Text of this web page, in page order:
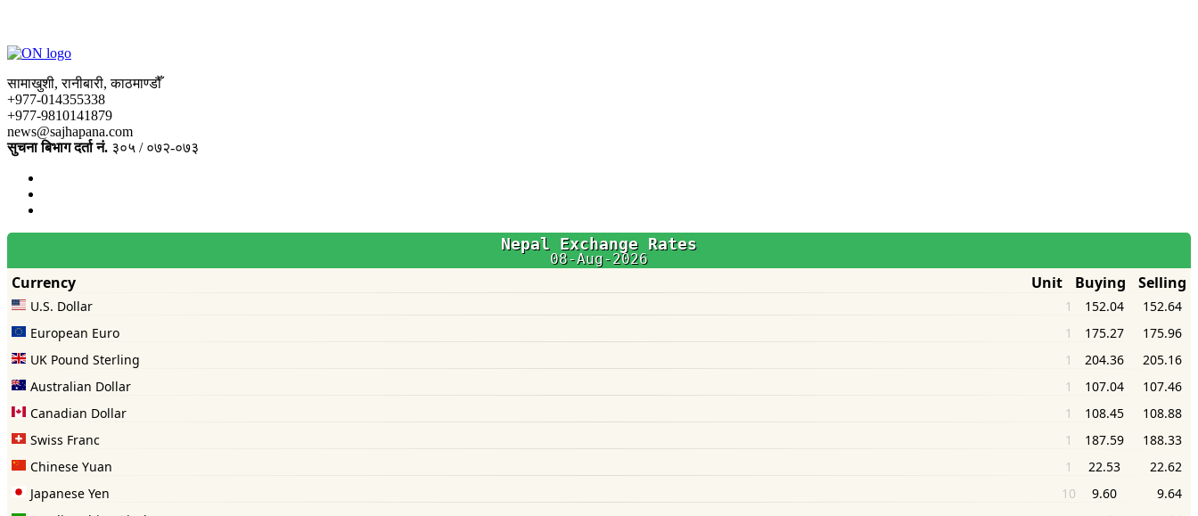
सामाखुशी, रानीबारी, काठमाण्डौँ
+977-014355338
+977-9810141879
news@sajhapana.com
सुचना बिभाग दर्ता नं. ३०५ / ०७२-०७३